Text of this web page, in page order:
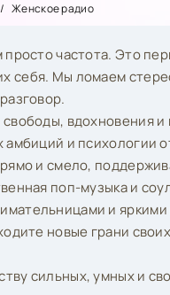
Женское радио
частота. Это
себя. Мы ломаем
вдохновения
и психологии
и смело,
поп-музыка и
и
новые грани
сильных, умных и